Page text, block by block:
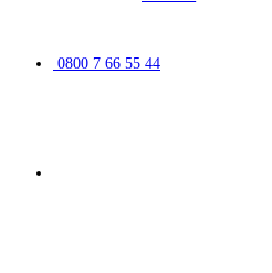
0800 7 66 55 44